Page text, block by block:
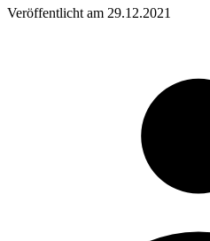
Veröffentlicht am 29.12.2021